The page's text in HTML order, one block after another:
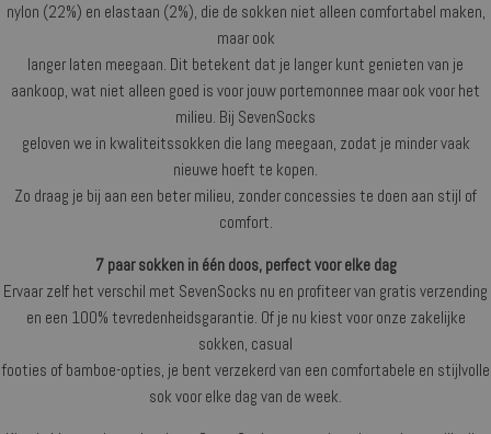
nylon (22%) en elastaan (2%), die de sokken niet alleen comfortabel maken,
maar ook
langer laten meegaan. Dit betekent dat je langer kunt genieten van je
aankoop, wat niet alleen goed is voor jouw portemonnee maar ook voor het
milieu. Bij SevenSocks
geloven we in kwaliteitssokken die lang meegaan, zodat je minder vaak
nieuwe hoeft te kopen.
Zo draag je bij aan een beter milieu, zonder concessies te doen aan stijl of
comfort.
7 paar sokken in één doos, perfect voor elke dag
Ervaar zelf het verschil met SevenSocks nu en profiteer van gratis verzending
en een 100% tevredenheidsgarantie. Of je nu kiest voor onze zakelijke
sokken, casual
footies of bamboe-opties, je bent verzekerd van een comfortabele en stijlvolle
sok voor elke dag van de week.